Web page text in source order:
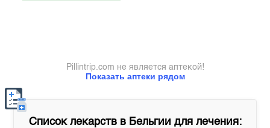
Показать аптеки рядом
Pillintrip.com не является аптекой!
Список лекарств в Бельгии для лечения: